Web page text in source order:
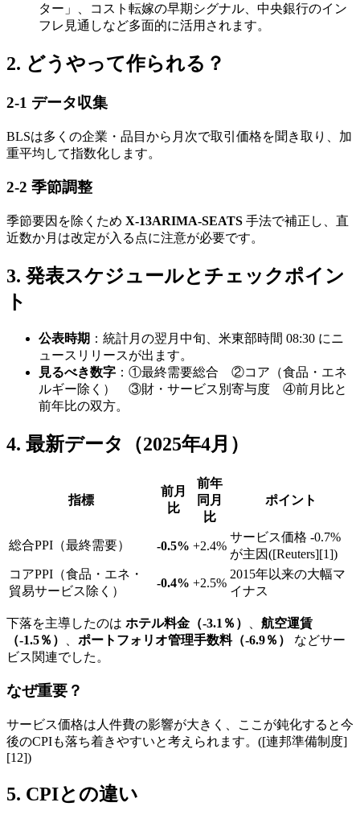
ター」、コスト転嫁の早期シグナル、中央銀行のイン
フレ見通しなど多面的に活用されます。
2. どうやって作られる？
2-1 データ収集
BLSは多くの企業・品目から月次で取引価格を聞き取り、加
重平均して指数化します。
2-2 季節調整
季節要因を除くため X-13ARIMA-SEATS 手法で補正し、直
近数か月は改定が入る点に注意が必要です。
3. 発表スケジュールとチェックポイン
ト
公表時期 ：統計月の翌月中旬、米東部時間 08:30 にニ
ュースリリースが出ます。
見るべき数字 ：①最終需要総合 ②コア（食品・エネ
ルギー除く） ③財・サービス別寄与度 ④前月比と
前年比の双方。
4. 最新データ（2025年4月）
指標
前月
比
前年
同月
比
ポイント
総合PPI（最終需要） -0.5% +2.4%
サービス価格 -0.7%
が主因([Reuters][1])
コアPPI（食品・エネ・
貿易サービス除く）
-0.4% +2.5%
2015年以来の大幅マ
イナス
下落を主導したのは ホテル料金（-3.1％）
航空運賃
（-1.5％）
ポートフォリオ管理手数料（-6.9％）
などサー
ビス関連でした。
なぜ重要？
サービス価格は人件費の影響が大きく、ここが鈍化すると今
後のCPIも落ち着きやすいと考えられます。([連邦準備制度]
[12])
5. CPIとの違い